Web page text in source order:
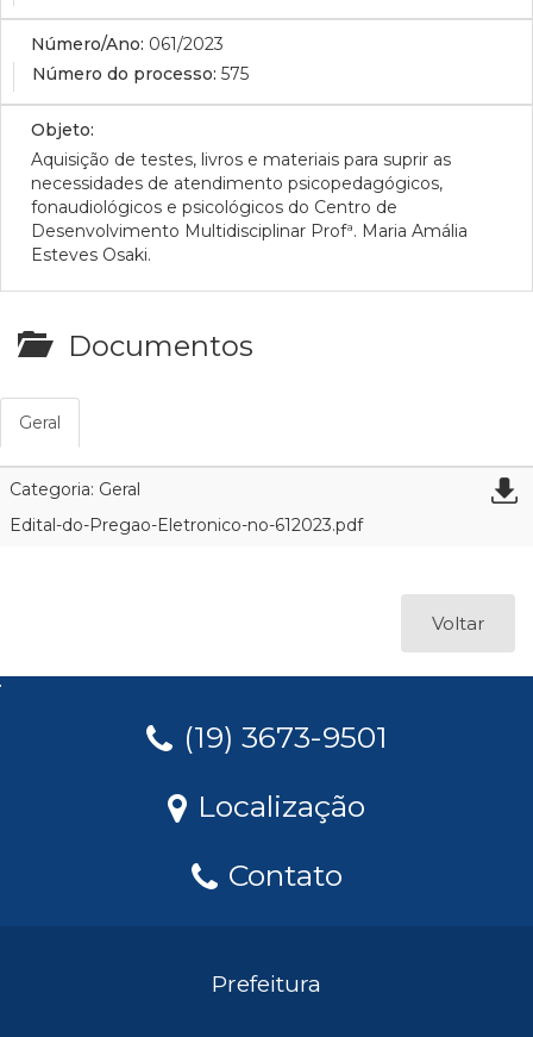
Número/Ano: 061/2023
Número do processo: 575
Objeto:
Aquisição de testes, livros e materiais para suprir as
necessidades de atendimento psicopedagógicos,
fonaudiológicos e psicológicos do Centro de
Desenvolvimento Multidisciplinar Profª. Maria Amália
Esteves Osaki.
Documentos
Geral
Categoria: Geral
Edital-do-Pregao-Eletronico-no-612023.pdf
Voltar
(19) 3673-9501
Localização
Contato
Prefeitura